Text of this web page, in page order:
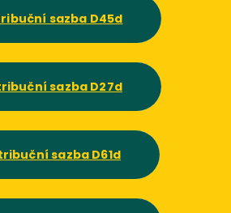
sazba D45d
sazba D27d
sazba D61d